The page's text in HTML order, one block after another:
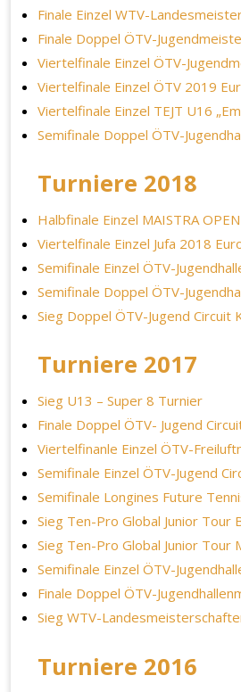
Finale Einzel WTV-
Finale Doppel ÖTV-
Viertelfinale Einzel ÖTV-
Viertelfinale Einzel ÖTV 2019
Viertelfinale Einzel TEJT U16
Semifinale Doppel ÖTV-
Turniere 2018
Halbfinale Einzel MAISTRA
Viertelfinale Einzel Jufa 2018
Semifinale Einzel ÖTV-
Semifinale Doppel ÖTV-
Sieg Doppel ÖTV-Jugend Circuit
Turniere 2017
Sieg U13 – Super 8 Turnier
Finale Doppel ÖTV- Jugend
Viertelfinanle Einzel ÖTV-
Semifinale Einzel ÖTV-Jugend
Semifinale Longines Future
Sieg Ten-Pro Global Junior Tour
Sieg Ten-Pro Global Junior Tour
Semifinale Einzel ÖTV-
Finale Doppel ÖTV-
Sieg WTV-
Turniere 2016